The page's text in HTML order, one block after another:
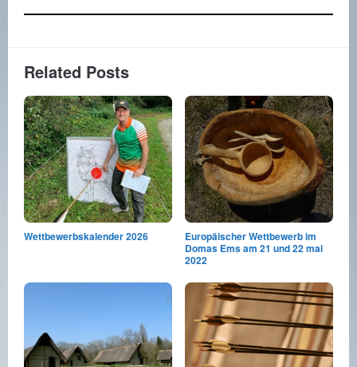
Related Posts
Wettbewerbskalender 2026
Europäischer Wettbewerb im
Domas Ems am 21 und 22 mai
2022